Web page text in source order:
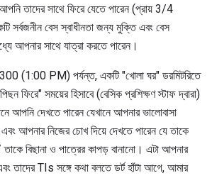
তাদের সাথে ফিরে যেতে পারেন (প্রায় 3/4
সর্বজনীন বেস স্বাধীনতা জন্য মুক্তি এবং বেস
আপনার সাথে যাত্রা করতে পারেন।
(1:00 PM) পর্যন্ত, একটি "খোলা ঘর" ডরমিটরিতে
ফিরে" সময়ের হিসাবে (বেসিক প্রশিক্ষণ স্টাফ দ্বারা)
আপনি দেখতে পারেন যেখানে আপনার ভালোবাসা
আপনার নিজের চোখ দিয়ে দেখতে পারেন যে তাকে
বিছানা ও পাত্রের কাপড় বানানো। এটা আপনার
তাদের TIs সঙ্গে কথা বলতে ডর্ট হাঁটা আগে, আমার